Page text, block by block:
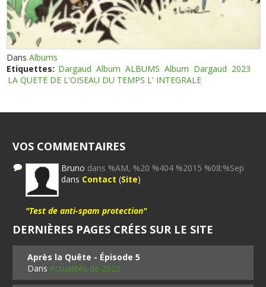
DansAlbums
Etiquettes: Dargaud Album ALBUMS Album Dargaud 2023
LA QUETE DE L'OISEAU DU TEMPS L' INTEGRALE
VOS COMMENTAIRES
Bruno dans %AM, %20 %404 %2015 %08:%Sep
dans Contact (Site)
"Test de anti-spam protection"
DERNIÈRES PAGES CRÉES SUR LE SITE
Après la Quête - Épisode 5
DansActualités de 2025